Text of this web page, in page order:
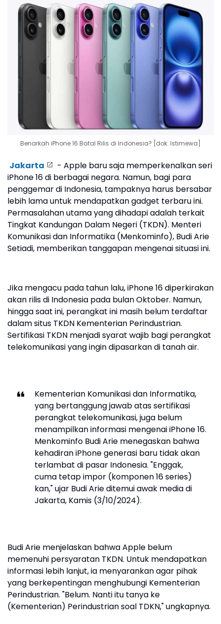
Benarkah iPhone 16 Batal Rilis di Indonesia? [dok. Istimewa]
Jakarta
- Apple baru saja memperkenalkan seri
iPhone 16 di berbagai negara. Namun, bagi para
penggemar di Indonesia, tampaknya harus bersabar
lebih lama untuk mendapatkan gadget terbaru ini.
Permasalahan utama yang dihadapi adalah terkait
Tingkat Kandungan Dalam Negeri (TKDN). Menteri
Komunikasi dan Informatika (Menkominfo), Budi Arie
Setiadi, memberikan tanggapan mengenai situasi ini.
Jika mengacu pada tahun lalu, iPhone 16 diperkirakan
akan rilis di Indonesia pada bulan Oktober. Namun,
hingga saat ini, perangkat ini masih belum terdaftar
dalam situs TKDN Kementerian Perindustrian.
Sertifikasi TKDN menjadi syarat wajib bagi perangkat
telekomunikasi yang ingin dipasarkan di tanah air.
Kementerian Komunikasi dan Informatika,
yang bertanggung jawab atas sertifikasi
perangkat telekomunikasi, juga belum
menampilkan informasi mengenai iPhone 16.
Menkominfo Budi Arie menegaskan bahwa
kehadiran iPhone generasi baru tidak akan
terlambat di pasar Indonesia. "Enggak,
cuma tetap impor (komponen 16 series)
kan," ujar Budi Arie ditemui awak media di
Jakarta, Kamis (3/10/2024).
Budi Arie menjelaskan bahwa Apple belum
memenuhi persyaratan TKDN. Untuk mendapatkan
informasi lebih lanjut, ia menyarankan agar pihak
yang berkepentingan menghubungi Kementerian
Perindustrian. "Belum. Nanti itu tanya ke
(Kementerian) Perindustrian soal TDKN," ungkapnya.